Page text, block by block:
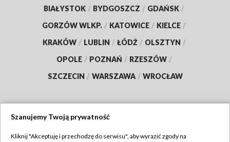
BIAŁYSTOK / BYDGOSZCZ / GDAŃSK /
GORZÓW WLKP. / KATOWICE / KIELCE /
KRAKÓW / LUBLIN / ŁÓDŹ / OLSZTYN /
OPOLE / POZNAŃ / RZESZÓW /
SZCZECIN / WARSZAWA / WROCŁAW
Szanujemy Twoją prywatność
Kliknij "Akceptuję i przechodzę do serwisu", aby wyrazić zgody na